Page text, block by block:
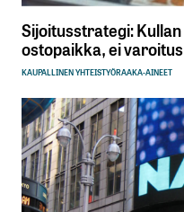
Sijoitusstrategi:
ostopaikka, ei varoitus
KAUPALLINEN YHTEISTYÖRAAKA-AINEET